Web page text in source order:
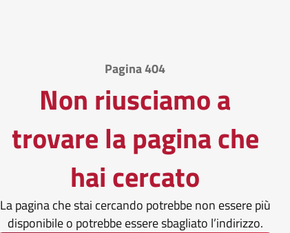
Pagina 404
Non riusciamo a
trovare la pagina che
hai cercato
La pagina che stai cercando potrebbe non essere più
disponibile o potrebbe essere sbagliato l’indirizzo.